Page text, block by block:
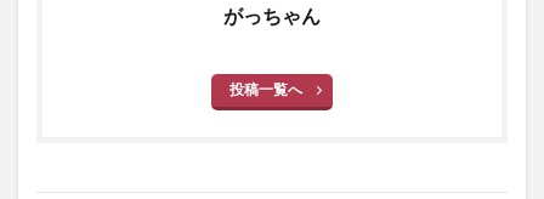
がっちゃん
投稿一覧へ